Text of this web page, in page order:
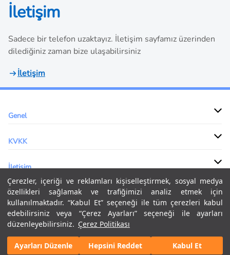
Çerezler, içeriği ve reklamları kişiselleştirmek, sosyal medya
özellikleri sağlamak ve trafiğimizi analiz etmek için
kullanılmaktadır. “Kabul Et” seçeneği ile tüm çerezleri kabul
edebilirsiniz veya “Çerez Ayarları” seçeneği ile ayarları
düzenleyebilirsiniz. Çerez Politikası
Ayarları Düzenle Hepsini Reddet Kabul Et
İletişim
Sadece bir telefon uzaktayız. İletişim sayfamız üzerinden
dilediğiniz zaman bize ulaşabilirsiniz
İletişim
Genel
KVKK
İletişim
Küresel lojistik uzmanlığımız, gelişmiş tedarik zinciri teknolojimiz ve
özelleştirilmiş lojistik çözümlerimiz, başarılı tedarik geliştirmenize